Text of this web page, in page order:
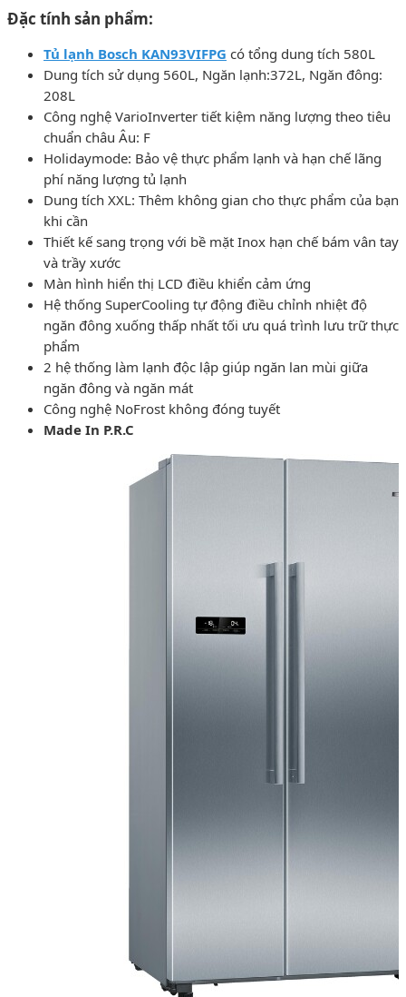
Đặc tính sản phẩm:
Tủ lạnh Bosch KAN93VIFPG có tổng dung tích 580L
Dung tích sử dụng 560L, Ngăn lạnh:372L, Ngăn đông:
208L
Công nghệ VarioInverter tiết kiệm năng lượng theo tiêu
chuẩn châu Âu: F
Holidaymode: Bảo vệ thực phẩm lạnh và hạn chế lãng
phí năng lượng tủ lạnh
Dung tích XXL: Thêm không gian cho thực phẩm của bạn
khi cần
Thiết kế sang trọng với bề mặt Inox hạn chế bám vân tay
và trầy xước
Màn hình hiển thị LCD điều khiển cảm ứng
Hệ thống SuperCooling tự động điều chỉnh nhiệt độ
ngăn đông xuống thấp nhất tối ưu quá trình lưu trữ thực
phẩm
2 hệ thống làm lạnh độc lập giúp ngăn lan mùi giữa
ngăn đông và ngăn mát
Công nghệ NoFrost không đóng tuyết
Made In P.R.C